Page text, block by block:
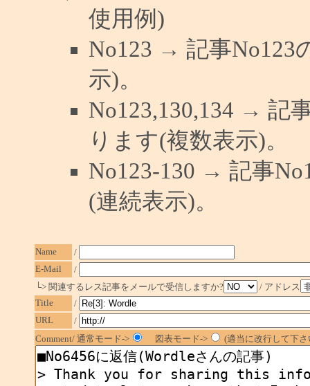
使用例)
No123 → 記事No123
示)。
No123,130,134 → 記
ります(複数表示)。
No123-130 → 記事
(連続表示)。
Name
/
E-Mail
/
└> 関連するレス記事をメールで受信しますか?
/ アドレス
Title
/
URL
/
Comment/ 通常モード->
図表モード-> (適当に改行して下